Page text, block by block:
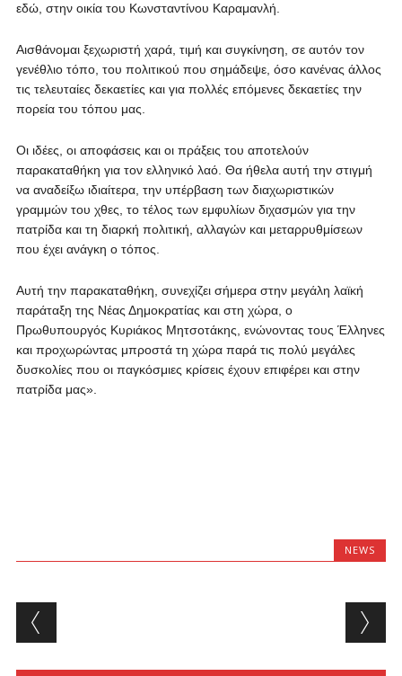
εδώ, στην οικία του Κωνσταντίνου Καραμανλή.
Αισθάνομαι ξεχωριστή χαρά, τιμή και συγκίνηση, σε αυτόν τον
γενέθλιο τόπο, του πολιτικού που σημάδεψε, όσο κανένας άλλος
τις τελευταίες δεκαετίες και για πολλές επόμενες δεκαετίες την
πορεία του τόπου μας.
Οι ιδέες, οι αποφάσεις και οι πράξεις του αποτελούν
παρακαταθήκη για τον ελληνικό λαό. Θα ήθελα αυτή την στιγμή
να αναδείξω ιδιαίτερα, την υπέρβαση των διαχωριστικών
γραμμών του χθες, το τέλος των εμφυλίων διχασμών για την
πατρίδα και τη διαρκή πολιτική, αλλαγών και μεταρρυθμίσεων
που έχει ανάγκη ο τόπος.
Αυτή την παρακαταθήκη, συνεχίζει σήμερα στην μεγάλη λαϊκή
παράταξη της Νέας Δημοκρατίας και στη χώρα, ο
Πρωθυπουργός Κυριάκος Μητσοτάκης, ενώνοντας τους Έλληνες
και προχωρώντας μπροστά τη χώρα παρά τις πολύ μεγάλες
δυσκολίες που οι παγκόσμιες κρίσεις έχουν επιφέρει και στην
πατρίδα μας».
NEWS
Post navigation